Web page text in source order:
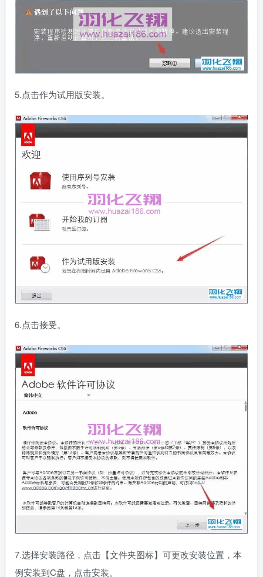
5.点击作为试用版安装。
6.点击接受。
7.选择安装路径，点击【文件夹图标】可更改安装位置，本
例安装到C盘，点击安装。